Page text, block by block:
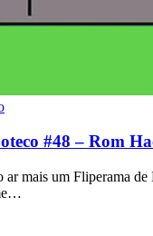
#48 – Rom
mais um Fliperama de